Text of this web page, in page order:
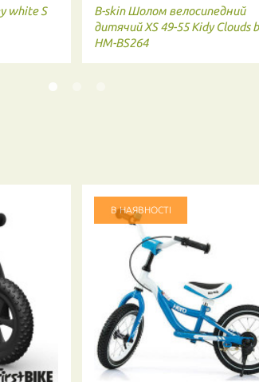
white S
B-skin Шолом велосипедний
дитячий XS 49-55 Kidy Clouds
HM-BS264
В НАЯВНОСТІ